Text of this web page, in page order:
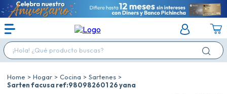
¡Hola! ¿Qué producto buscas?
Hogar Cocina
Sartenes
Sarten facusa ref:980982601 26 yana